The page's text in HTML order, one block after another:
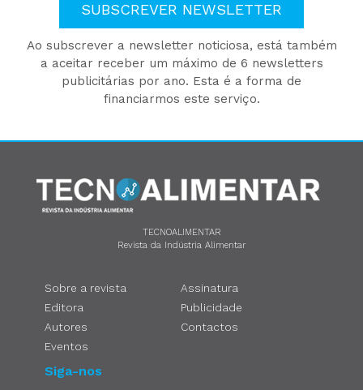
SUBSCREVER NEWSLETTER
Ao subscrever a newsletter noticiosa, está também
a aceitar receber um máximo de 6 newsletters
publicitárias por ano. Esta é a forma de
financiarmos este serviço.
TECNOALIMENTAR
Revista da Indústria Alimentar
Sobre a revista
Editora
Autores
Eventos
Assinatura
Publicidade
Contactos
Siga-nos